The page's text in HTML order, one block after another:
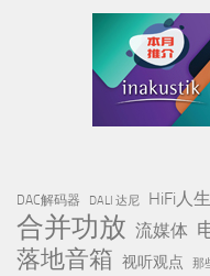
DAC解码器 DALI 达尼 HiFi人生
合并功放 流媒体
落地音箱 视听观点 那